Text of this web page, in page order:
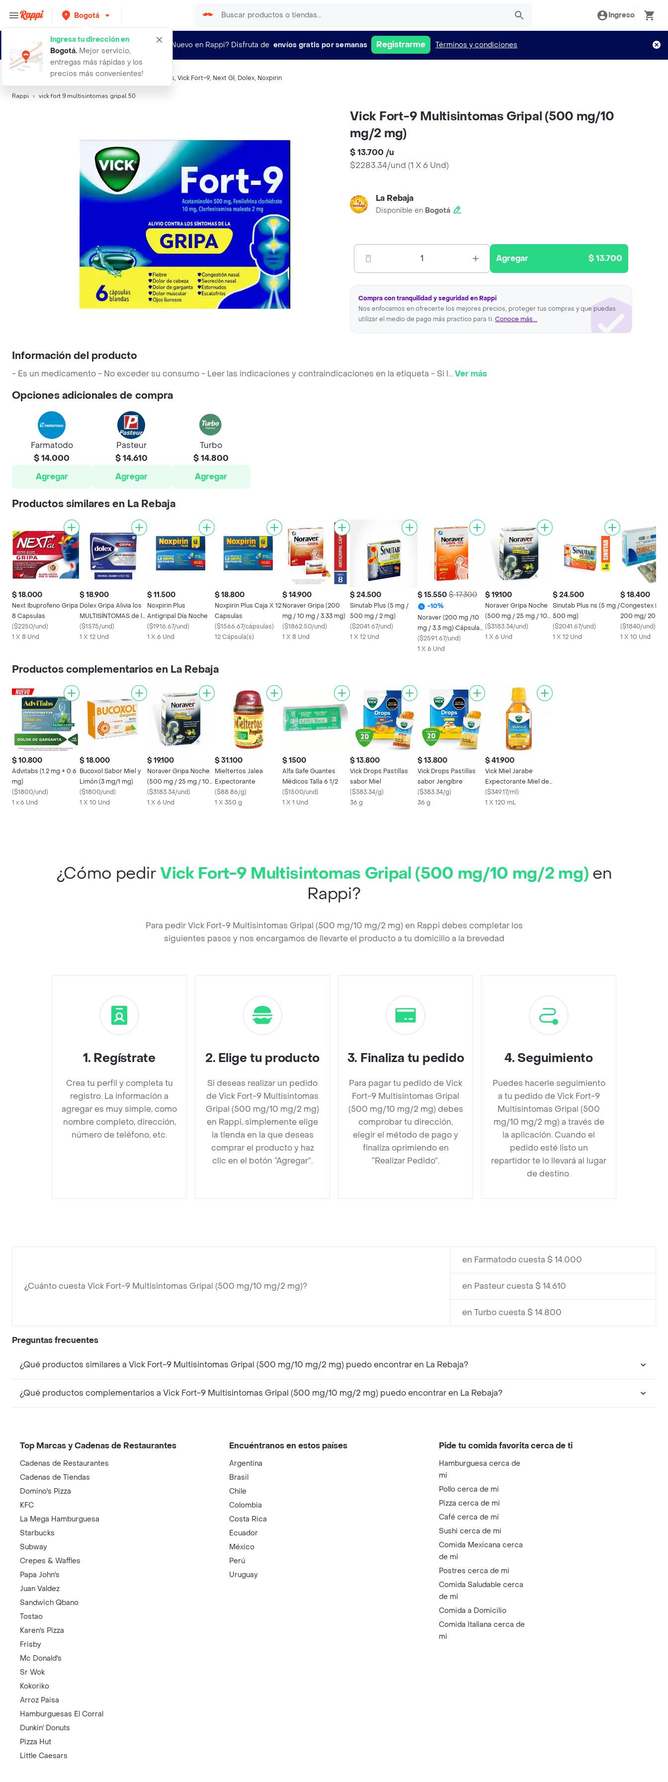
Bogotá
Ingresa tu dirección en
Bogotá. Mejor servicio,
entregas más rápidas y los
precios más convenientes!
Ingreso
¿Nuevo en Rappi? Disfruta de envíos gratis por semanas Registrarme Términos y condiciones
Búsquedas relacionadas:Preparaciones Respiratorias, Vick Fort-9, Next Gl, Dolex, Noxpirin
Rappi vick fort 9 multisintomas gripal 50
Vick Fort-9 Multisintomas Gripal (500 mg/10
mg/2 mg)
$ 13.700 /u
$2283.34/und (1 X 6 Und)
La Rebaja
Disponible en Bogotá
1 Agregar $ 13.700
Compra con tranquilidad y seguridad en Rappi
Nos enfocamos en ofrecerte los mejores precios, proteger tus compras y que puedas
utilizar el medio de pago más practico para ti. Conoce más...
Información del producto
- Es un medicamento - No exceder su consumo - Leer las indicaciones y contraindicaciones en la etiqueta - Si l...Ver más
Opciones adicionales de compra
Farmatodo
$ 14.000
Agregar
Pasteur
$ 14.610
Agregar
Turbo
$ 14.800
Agregar
Productos similares en La Rebaja
$ 18.000
Next Ibuprofeno Gripa
8 Capsulas
($2250/und)
1 X 8 Und
$ 18.900
Dolex Gripa Alivia los
MULTISÍNTOMAS de la
Gripa X 12 tabs
($1575/und)
1 X 12 Und
$ 11.500
Noxpirin Plus
Antigripal Día Noche
($1916.67/und)
1 X 6 Und
$ 18.800
Noxpirin Plus Caja X 12
Capsulas
($1566.67/cápsulas)
12 Cápsula(s)
$ 14.900
Noraver Gripa (200
mg / 10 mg / 3.33 mg)
($1862.50/und)
1 X 8 Und
$ 24.500
Sinutab Plus (5 mg /
500 mg / 2 mg)
($2041.67/und)
1 X 12 Und
$ 15.550 $ 17.300
-10%
Noraver (200 mg /10
mg / 3.3 mg) Cápsulas
Líquidas
($2591.67/und)
1 X 6 Und
$ 19.100
Noraver Gripa Noche
(500 mg / 25 mg / 10
mg)
($3183.34/und)
1 X 6 Und
$ 24.500
Sinutab Plus ns (5 mg /
500 mg)
($2041.67/und)
1 X 12 Und
$ 18.400
Congestex (5
200 mg/ 20 mg)
($1840/und)
1 X 10 Und
Productos complementarios en La Rebaja
$ 10.800
Advitabs (1.2 mg + 0.6
mg)
($1800/und)
1 x 6 Und
$ 18.000
Bucoxol Sabor Miel y
Limón (3 mg/1 mg)
($1800/und)
1 X 10 Und
$ 19.100
Noraver Gripa Noche
(500 mg / 25 mg / 10
mg)
($3183.34/und)
1 X 6 Und
$ 31.100
Mieltertos Jalea
Expectorante
($88.86/g)
1 X 350 g
$ 1500
Alfa Safe Guantes
Médicos Talla 6 1/2
($1500/und)
1 X 1 Und
$ 13.800
Vick Drops Pastillas
sabor Miel
($383.34/g)
36 g
$ 13.800
Vick Drops Pastillas
sabor Jengibre
($383.34/g)
36 g
$ 41.900
Vick Miel Jarabe
Expectorante Miel de
Abeja Mentol y
Eucalipto
($349.17/ml)
1 X 120 mL
¿Cómo pedirVick Fort-9 Multisintomas Gripal (500 mg/10 mg/2 mg) en
Rappi?
Para pedir Vick Fort-9 Multisintomas Gripal (500 mg/10 mg/2 mg) en Rappi debes completar los
siguientes pasos y nos encargamos de llevarte el producto a tu domicilio a la brevedad
1. Regístrate
Crea tu perfil y completa tu
registro. La información a
agregar es muy simple, como
nombre completo, dirección,
número de teléfono, etc.
2. Elige tu producto
Si deseas realizar un pedido
de Vick Fort-9 Multisintomas
Gripal (500 mg/10 mg/2 mg)
en Rappi, simplemente elige
la tienda en la que deseas
comprar el producto y haz
clic en el botón “Agregar”.
3. Finaliza tu pedido
Para pagar tu pedido de Vick
Fort-9 Multisintomas Gripal
(500 mg/10 mg/2 mg) debes
comprobar tu dirección,
elegir el método de pago y
finaliza oprimiendo en
“Realizar Pedido”.
4. Seguimiento
Puedes hacerle seguimiento
a tu pedido de Vick Fort-9
Multisintomas Gripal (500
mg/10 mg/2 mg) a través de
la aplicación. Cuando el
pedido esté listo un
repartidor te lo llevará al lugar
de destino.
¿Cuánto cuesta Vick Fort-9 Multisintomas Gripal (500 mg/10 mg/2 mg)?
en Farmatodo cuesta $ 14.000
en Pasteur cuesta $ 14.610
en Turbo cuesta $ 14.800
Preguntas frecuentes
¿Qué productos similares a Vick Fort-9 Multisintomas Gripal (500 mg/10 mg/2 mg) puedo encontrar en La Rebaja?
¿Qué productos complementarios a Vick Fort-9 Multisintomas Gripal (500 mg/10 mg/2 mg) puedo encontrar en La Rebaja?
Top Marcas y Cadenas de Restaurantes
Cadenas de Restaurantes
Cadenas de Tiendas
Domino's Pizza
KFC
La Mega Hamburguesa
Starbucks
Subway
Crepes & Waffles
Papa John's
Juan Valdez
Sandwich Qbano
Tostao
Karen's Pizza
Frisby
Mc Donald's
Sr Wok
Kokoriko
Arroz Paisa
Hamburguesas El Corral
Dunkin' Donuts
Pizza Hut
Little Caesars
Encuéntranos en estos países
Argentina
Brasil
Chile
Colombia
Costa Rica
Ecuador
México
Perú
Uruguay
Pide tu comida favorita cerca de ti
Hamburguesa cerca de
mi
Pollo cerca de mi
Pizza cerca de mi
Café cerca de mi
Sushi cerca de mi
Comida Mexicana cerca
de mi
Postres cerca de mi
Comida Saludable cerca
de mi
Comida a Domicilio
Comida Italiana cerca de
mi